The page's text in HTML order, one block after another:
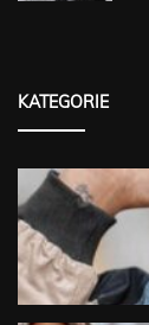
KATEGORIE